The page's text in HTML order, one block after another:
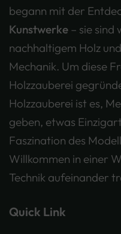
begann mit der
Kunstwerke – sie sind
nachhaltigem Holz
Mechanik. Um diese
Holzzauberei
Holzzauberei ist es,
geben, etwas
Faszination des
Willkommen in einer
Technik aufeinander
Quick Link